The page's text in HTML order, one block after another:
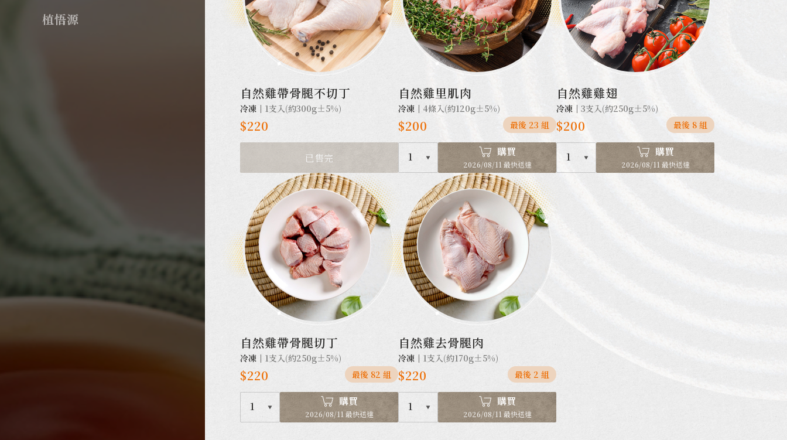
植悟源
自然雞帶骨腿不切丁
冷凍｜ 1支入(約300g±5%)
$220
已售完
自然雞里肌肉
冷凍｜ 4條入(約120g±5%)
$200 最後 23 組
1 購買
2026/08/11 最快送達
自然雞雞翅
冷凍｜ 3支入(約250g±5%)
$200 最後 8 組
1 購買
2026/08/11 最快送達
自然雞帶骨腿切丁
冷凍｜ 1支入(約250g±5%)
$220 最後 82 組
1 購買
2026/08/11 最快送達
自然雞去骨腿肉
冷凍｜ 1支入(約170g±5%)
$220 最後 2 組
1 購買
2026/08/11 最快送達